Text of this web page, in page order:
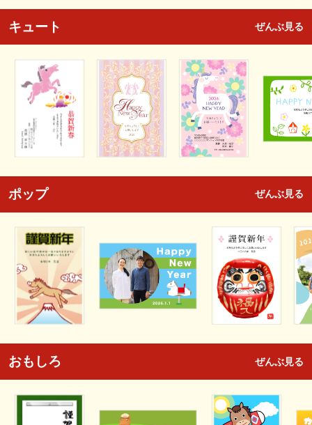
キュート ぜんぶ見る
ポップ ぜんぶ見る
おもしろ ぜんぶ見る